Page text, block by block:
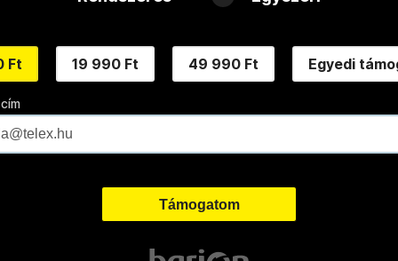
Ft 19 990 Ft 49 990 Ft Egyedi